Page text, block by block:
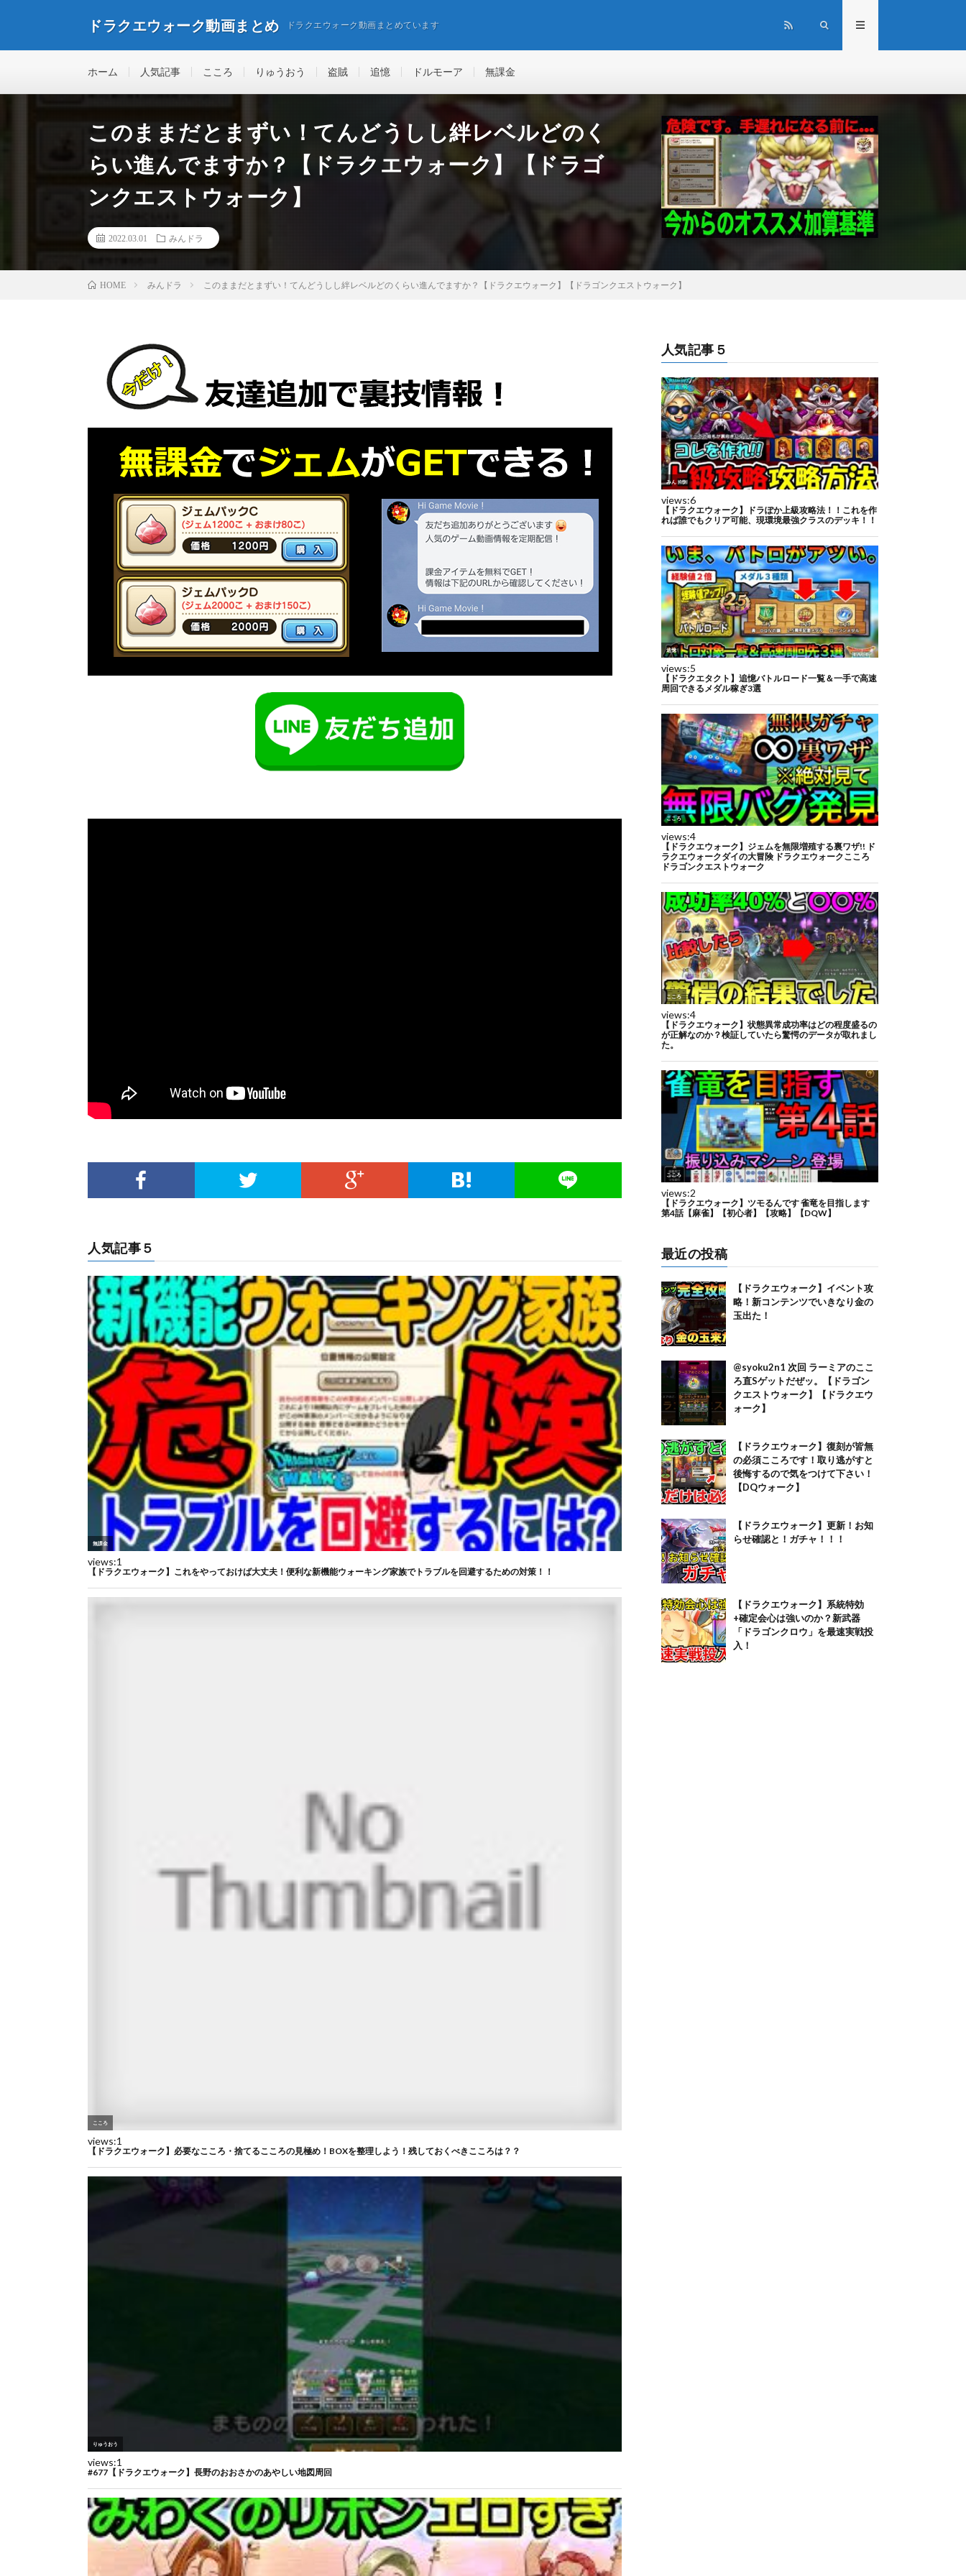
ドラクエウォーク動画まとめ ドラクエウォーク動画まとめています
ホーム 人気記事 こころ りゅうおう 盗賊 追憶 ドルモーア 無課金
このままだとまずい！てんどうしし絆レベルどのく
らい進んでますか？【ドラクエウォーク】【ドラゴ
ンクエストウォーク】
2022.03.01 みんドラ
HOME みんドラ このままだとまずい！てんどうしし絆レベルどのくらい進んでますか？【ドラクエウォーク】【ドラゴンクエストウォーク】
人気記事５
人気記事５
最近の投稿
【ドラクエウォーク】イベント攻
略！新コンテンツでいきなり金の
玉出た！
@syoku2n1 次回 ラーミアのここ
ろ直Sゲットだぜッ。【ドラゴン
クエストウォーク】【ドラクエウ
ォーク】
【ドラクエウォーク】復刻が皆無
の必須こころです！取り逃がすと
後悔するので気をつけて下さい！
【DQウォーク】
【ドラクエウォーク】更新！お知
らせ確認と！ガチャ！！！
【ドラクエウォーク】系統特効
+確定会心は強いのか？新武器
「ドラゴンクロウ」を最速実戦投
入！